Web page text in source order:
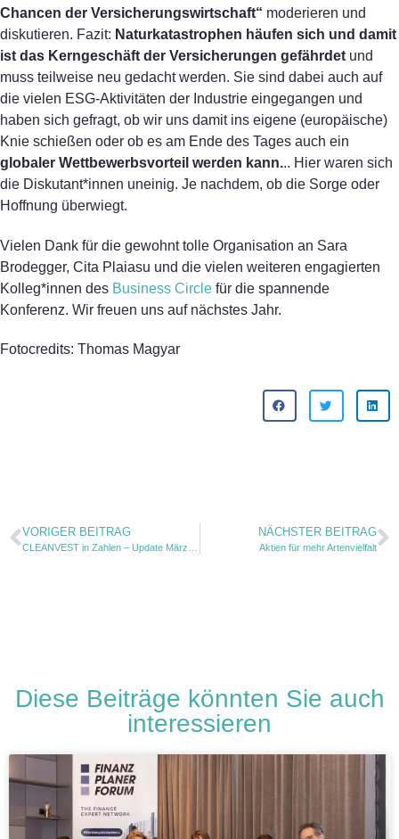
Chancen der Versicherungswirtschaft“ moderieren und
diskutieren. Fazit: Naturkatastrophen häufen sich und damit
ist das Kerngeschäft der Versicherungen gefährdet und
muss teilweise neu gedacht werden. Sie sind dabei auch auf
die vielen ESG-Aktivitäten der Industrie eingegangen und
haben sich gefragt, ob wir uns damit ins eigene (europäische)
Knie schießen oder ob es am Ende des Tages auch ein
globaler Wettbewerbsvorteil werden kann... Hier waren sich
die Diskutant*innen uneinig. Je nachdem, ob die Sorge oder
Hoffnung überwiegt.
Vielen Dank für die gewohnt tolle Organisation an Sara
Brodegger, Cita Plaiasu und die vielen weiteren engagierten
Kolleg*innen des Business Circle für die spannende
Konferenz. Wir freuen uns auf nächstes Jahr.
Fotocredits: Thomas Magyar
VORIGER BEITRAG NÄCHSTER BEITRAG
Aktien für mehr Artenvielfalt
Diese Beiträge könnten Sie auch
interessieren